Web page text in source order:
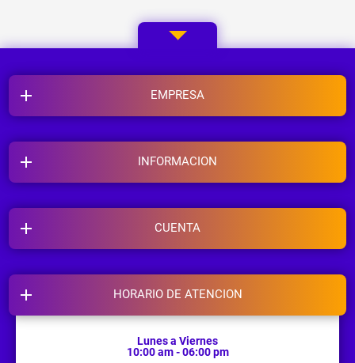
EMPRESA
INFORMACION
HORARIO DE ATENCION
Lunes a Viernes
10:00 am - 06:00 pm
CUENTA